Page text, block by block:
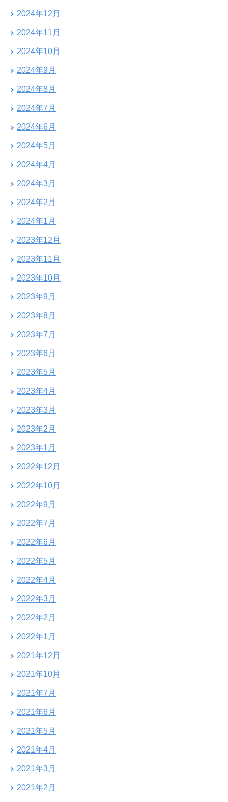
2024年12月
2024年11月
2024年10月
2024年9月
2024年8月
2024年7月
2024年6月
2024年5月
2024年4月
2024年3月
2024年2月
2024年1月
2023年12月
2023年11月
2023年10月
2023年9月
2023年8月
2023年7月
2023年6月
2023年5月
2023年4月
2023年3月
2023年2月
2023年1月
2022年12月
2022年10月
2022年9月
2022年7月
2022年6月
2022年5月
2022年4月
2022年3月
2022年2月
2022年1月
2021年12月
2021年10月
2021年7月
2021年6月
2021年5月
2021年4月
2021年3月
2021年2月